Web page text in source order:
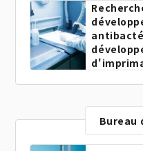
Bureau